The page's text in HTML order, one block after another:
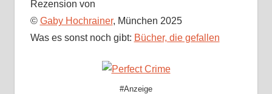
Rezension von
© Gaby Hochrainer, München 2025
Was es sonst noch gibt: Bücher, die gefallen
#Anzeige